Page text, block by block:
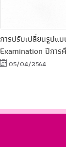
การปรับเปลี่ยนรูปแ
Examination ปีกา
05/04/2564